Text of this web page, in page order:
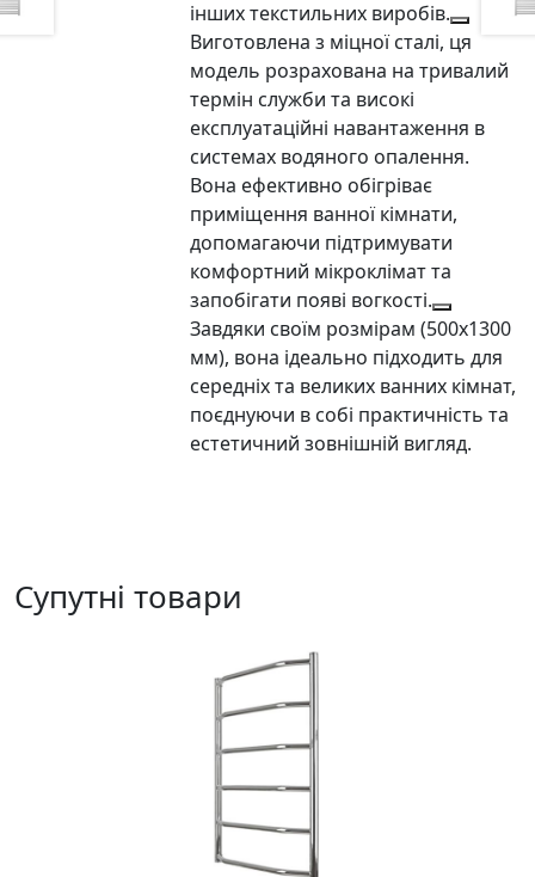
інших текстильних виробів.
Виготовлена з міцної сталі, ця
модель розрахована на тривалий
термін служби та високі
експлуатаційні навантаження в
системах водяного опалення.
Вона ефективно обігріває
приміщення ванної кімнати,
допомагаючи підтримувати
комфортний мікроклімат та
запобігати появі вогкості.
Завдяки своїм розмірам (500х1300
мм), вона ідеально підходить для
середніх та великих ванних кімнат,
поєднуючи в собі практичність та
естетичний зовнішній вигляд.
Супутні товари